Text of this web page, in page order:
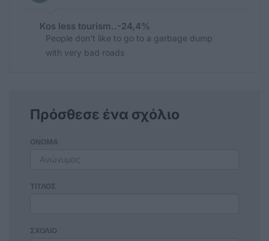
Kos less tourism..-24,4%
People don't like to go to a garbage dump
with very bad roads
Πρόσθεσε ένα σχόλιο
ΟΝΟΜΑ
ΤΙΤΛΟΣ
ΣΧΟΛΙΟ